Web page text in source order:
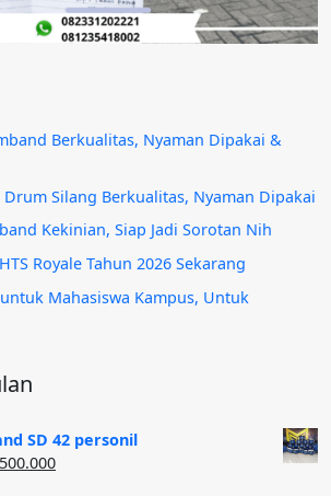
Berkualitas, Nyaman Dipakai &
Drum Silang Berkualitas, Nyaman Dipakai
Kekinian, Siap Jadi Sorotan Nih
Royale Tahun 2026 Sekarang
Mahasiswa Kampus, Untuk
SD 42 personil
Harga